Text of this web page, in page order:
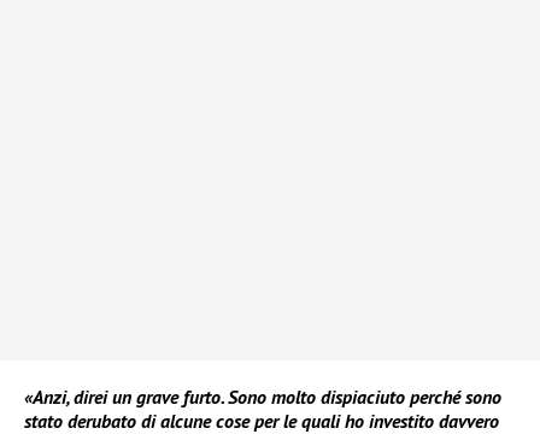
«Anzi, direi un grave furto. Sono molto dispiaciuto perché sono
stato derubato di alcune cose per le quali ho investito davvero